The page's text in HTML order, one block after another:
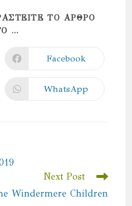
ΤΟ ΆΡΘΡΟ
...
CONTENT
Opens
new
window
Facebook
Opens
WhatsApp
Next Post
Windermere Children